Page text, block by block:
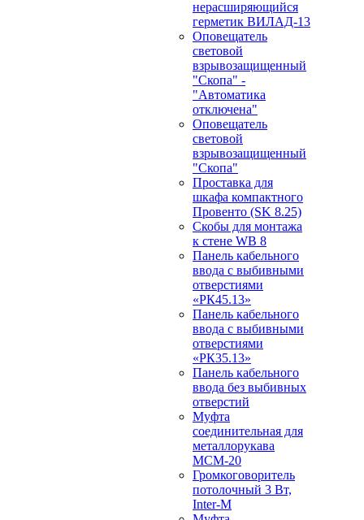
нерасширяющийся
герметик ВИЛАД-13
Оповещатель
световой
взрывозащищенный
"Скопа" -
"Автоматика
отключена"
Оповещатель
световой
взрывозащищенный
"Скопа"
Проставка для
шкафа компактного
Провенто (SK 8.25)
Скобы для монтажа
к стене WB 8
Панель кабельного
ввода с выбивными
отверстиями
«РК45.13»
Панель кабельного
ввода с выбивными
отверстиями
«РК35.13»
Панель кабельного
ввода без выбивных
отверстий
Муфта
соединительная для
металлорукава
МСМ-20
Громкоговоритель
потолочный 3 Вт,
Inter-M